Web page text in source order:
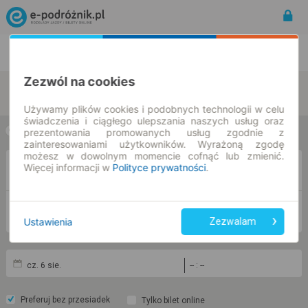
w jedną stronę w obie strony
Z
cz. 6 sie. -- : --
Preferuj bez przesiadek Tylko bilet online
Zezwól na cookies
Używamy plików cookies i podobnych technologii w celu
świadczenia i ciągłego ulepszania naszych usług oraz
prezentowania promowanych usług zgodnie z
zainteresowaniami użytkowników. Wyrażoną zgodę
możesz w dowolnym momencie cofnąć lub zmienić.
Więcej informacji w Polityce prywatności.
Ustawienia Zezwalam